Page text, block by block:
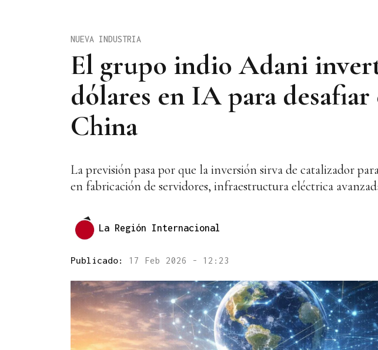
El grupo indio Adani
dólares en IA para
China
NUEVA INDUSTRIA
La previsión pasa por que la inversión sirva de catalizador
en fabricación de servidores, infraestructura eléctrica
La Región Internacional
Publicado: 17 Feb 2026 - 12:23